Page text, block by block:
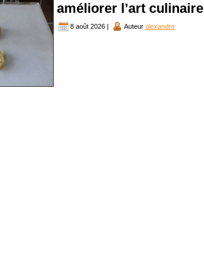
améliorer l’art culinaire
8 août 2026 | Auteur alexandre